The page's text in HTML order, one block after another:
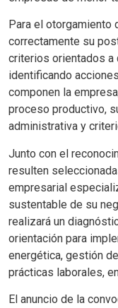
Para el otorgamiento
correctamente su
criterios orientados
identificando
componen la
proceso productivo,
administrativa y
Junto con el
resulten
empresarial
sustentable de su
realizará un
orientación para
energética, gestión
prácticas laborales,
El anuncio de la